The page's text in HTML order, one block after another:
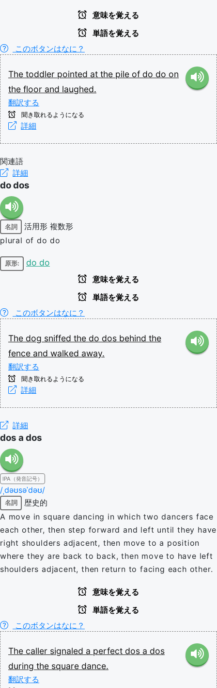
意味を覚える
単語を覚える
このボタンはなに？
The toddler pointed at the pile of do do on
the floor and laughed.
翻訳する
聞き取れるようになる
詳細
関連語
詳細
do dos
名詞 活用形 複数形
plural of do do
原形: do do
意味を覚える
単語を覚える
このボタンはなに？
The dog sniffed the do dos behind the
fence and walked away.
翻訳する
聞き取れるようになる
詳細
詳細
dos a dos
IPA（発音記号）
/ˌdəʊsəˈdəʊ/
名詞
歴史的
A move in square dancing in which two dancers face
each other, then step forward and left until they have
right shoulders adjacent, then move to a position
where they are back to back, then move to have left
shoulders adjacent, then return to facing each other.
意味を覚える
単語を覚える
このボタンはなに？
The caller signaled a perfect dos a dos
during the square dance.
翻訳する